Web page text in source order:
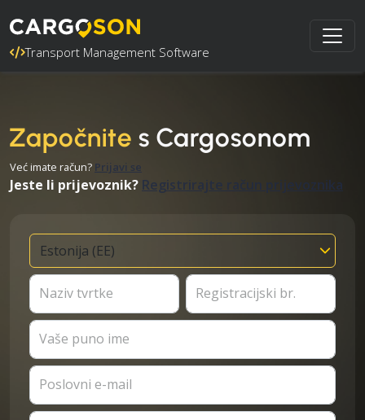
Transport Management Software
Započnite s Cargosonom
Već imate račun? Prijavi se
Jeste li prijevoznik? Registrirajte račun prijevoznika
Naziv tvrtke Registracijski br.
Vaše puno ime
Poslovni e-mail